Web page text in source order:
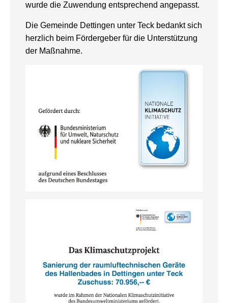
wurde die Zuwendung entsprechend angepasst.
Die Gemeinde Dettingen unter Teck bedankt sich
herzlich beim Fördergeber für die Unterstützung
der Maßnahme.